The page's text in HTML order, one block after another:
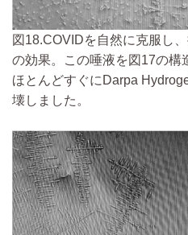
図18.COVIDを自然に克服し
の効果。この唾液を図17の構
ほとんどすぐにDarpa
壊しました。